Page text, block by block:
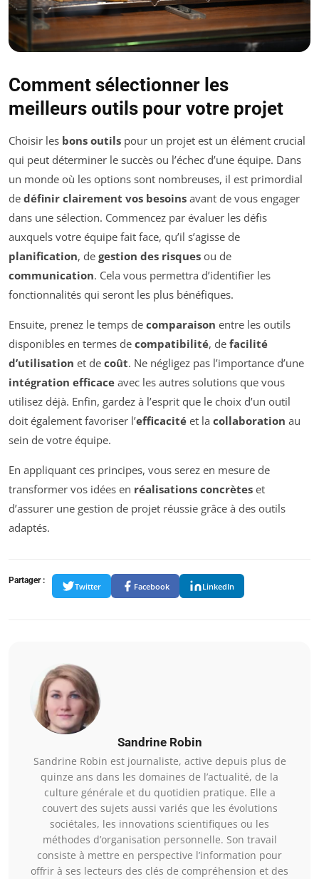
Comment sélectionner les
meilleurs outils pour votre projet
Choisir les bons outils pour un projet est un élément crucial
qui peut déterminer le succès ou l’échec d’une équipe. Dans
un monde où les options sont nombreuses, il est primordial
de définir clairement vos besoins avant de vous engager
dans une sélection. Commencez par évaluer les défis
auxquels votre équipe fait face, qu’il s’agisse de
planification, de gestion des risques ou de
communication. Cela vous permettra d’identifier les
fonctionnalités qui seront les plus bénéfiques.
Ensuite, prenez le temps de comparaison entre les outils
disponibles en termes de compatibilité, de facilité
d’utilisation et de coût. Ne négligez pas l’importance d’une
intégration efficace avec les autres solutions que vous
utilisez déjà. Enfin, gardez à l’esprit que le choix d’un outil
doit également favoriser l’efficacité et la collaboration au
sein de votre équipe.
En appliquant ces principes, vous serez en mesure de
transformer vos idées en réalisations concrètes et
d’assurer une gestion de projet réussie grâce à des outils
adaptés.
Partager :
Twitter Facebook LinkedIn
Sandrine Robin
Sandrine Robin est journaliste, active depuis plus de
quinze ans dans les domaines de l’actualité, de la
culture générale et du quotidien pratique. Elle a
couvert des sujets aussi variés que les évolutions
sociétales, les innovations scientifiques ou les
méthodes d’organisation personnelle. Son travail
consiste à mettre en perspective l’information pour
offrir à ses lecteurs des clés de compréhension et des